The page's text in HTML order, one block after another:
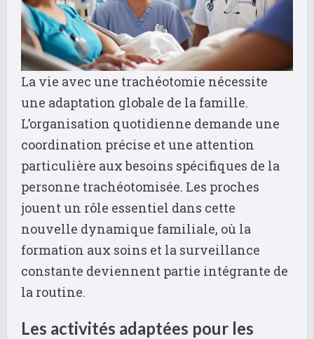
La vie avec une trachéotomie nécessite
une adaptation globale de la famille.
L’organisation quotidienne demande une
coordination précise et une attention
particulière aux besoins spécifiques de la
personne trachéotomisée. Les proches
jouent un rôle essentiel dans cette
nouvelle dynamique familiale, où la
formation aux soins et la surveillance
constante deviennent partie intégrante de
la routine.
Les activités adaptées pour les